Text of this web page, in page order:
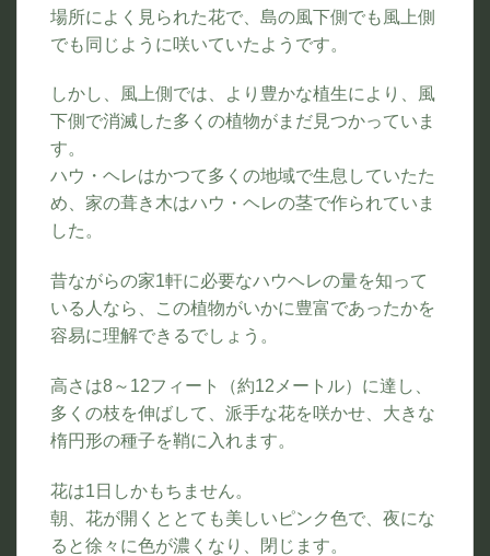
場所によく見られた花で、島の風下側でも風上側
でも同じように咲いていたようです。
しかし、風上側では、より豊かな植生により、風
下側で消滅した多くの植物がまだ見つかっていま
す。
ハウ・ヘレはかつて多くの地域で生息していたた
め、家の葺き木はハウ・ヘレの茎で作られていま
した。
昔ながらの家1軒に必要なハウヘレの量を知って
いる人なら、この植物がいかに豊富であったかを
容易に理解できるでしょう。
高さは8～12フィート（約12メートル）に達し、
多くの枝を伸ばして、派手な花を咲かせ、大きな
楕円形の種子を鞘に入れます。
花は1日しかもちません。
朝、花が開くととても美しいピンク色で、夜にな
ると徐々に色が濃くなり、閉じます。